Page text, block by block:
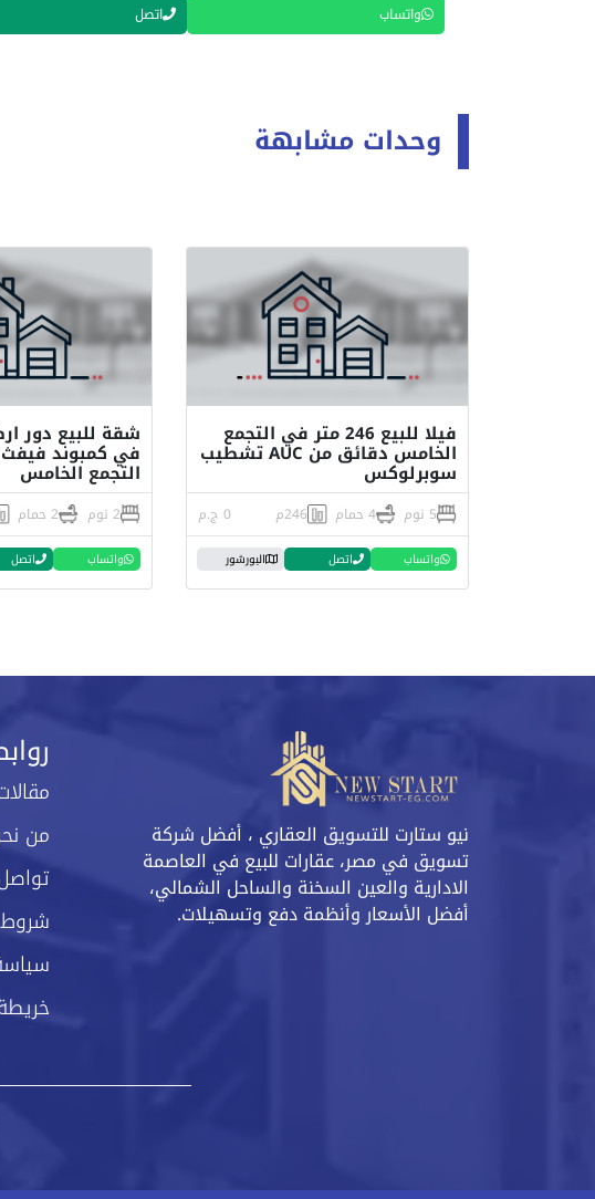
واتساب اتصل
وحدات مشابهة
فيلا للبيع 246 متر في التجمع
الخامس دقائق من AUC تشطيب
سوبرلوكس
5 نوم 4 حمام 246م 0 ج.م
واتساب اتصل البورشور
شقة للبيع دور
في كمبوند
التجمع الخامس
2 نوم 2 حمام
واتساب اتصل
نيو ستارت للتسويق العقاري ، أفضل شركة
تسويق في مصر، عقارات للبيع في العاصمة
الادارية والعين السخنة والساحل الشمالي،
أفضل الأسعار وأنظمة دفع وتسهيلات.
من
شروط